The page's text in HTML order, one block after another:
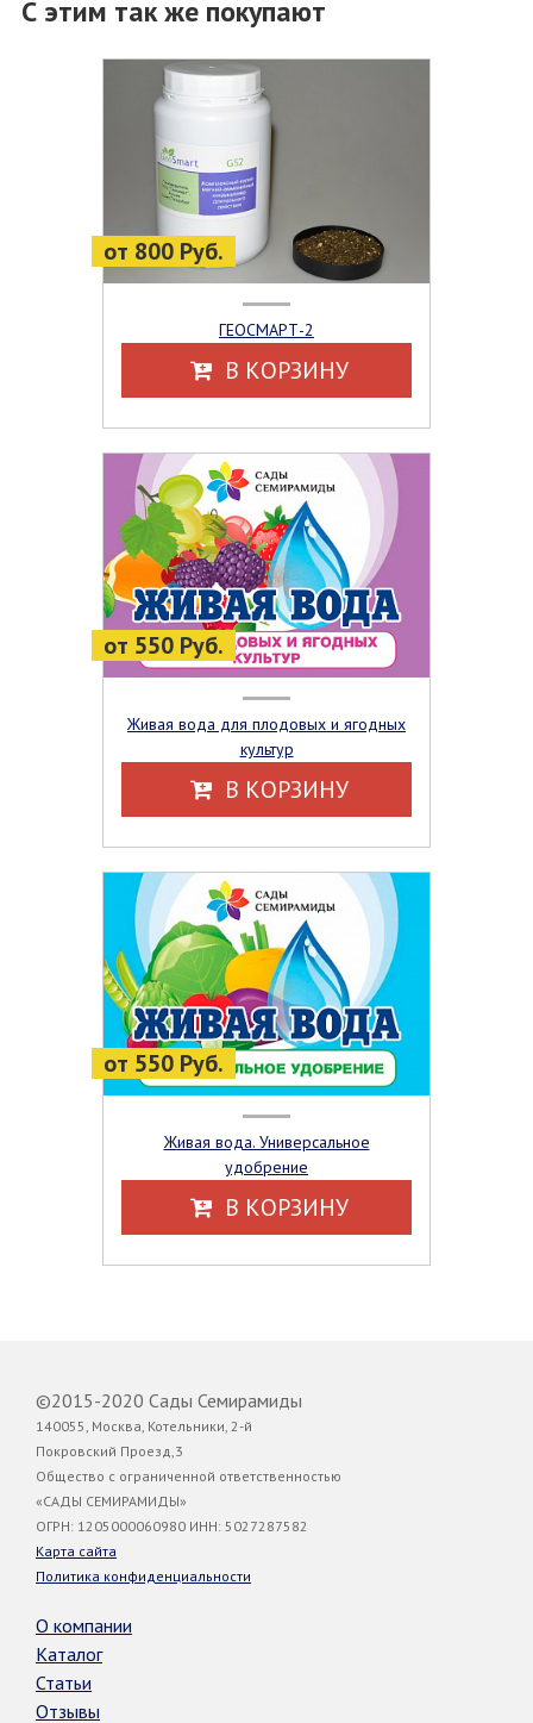
С этим так же покупают
от 800 Руб.
ГЕОСМАРТ-2
В КОРЗИНУ
от 550 Руб.
Живая вода для плодовых и ягодных
культур
В КОРЗИНУ
от 550 Руб.
Живая вода. Универсальное
удобрение
В КОРЗИНУ
©2015-2020 Сады Семирамиды
140055, Москва, Котельники, 2-й
Покровский Проезд,3
Общество с ограниченной ответственностью
«САДЫ СЕМИРАМИДЫ»
ОГРН: 1205000060980 ИНН: 5027287582
Карта сайта
Политика конфиденциальности
О компании
Каталог
Статьи
Отзывы